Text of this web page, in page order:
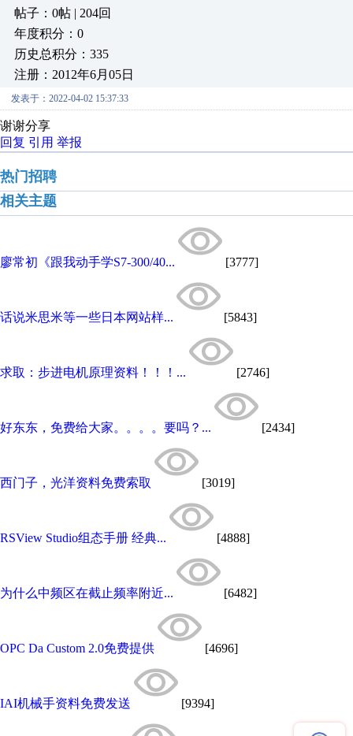
帖子：0帖 | 204回
年度积分：0
历史总积分：335
注册：2012年6月05日
发表于：2022-04-02 15:37:33
谢谢分享
回复 引用 举报
热门招聘
相关主题
廖常初《跟我动手学S7-300/40... [3777]
话说米思米等一些日本网站样... [5843]
求取：步进电机原理资料！！！... [2746]
好东东，免费给大家。。。。要吗？... [2434]
西门子，光洋资料免费索取 [3019]
RSView Studio组态手册 经典... [4888]
为什么中频区在截止频率附近... [6482]
OPC Da Custom 2.0免费提供 [4696]
IAI机械手资料免费发送 [9394]